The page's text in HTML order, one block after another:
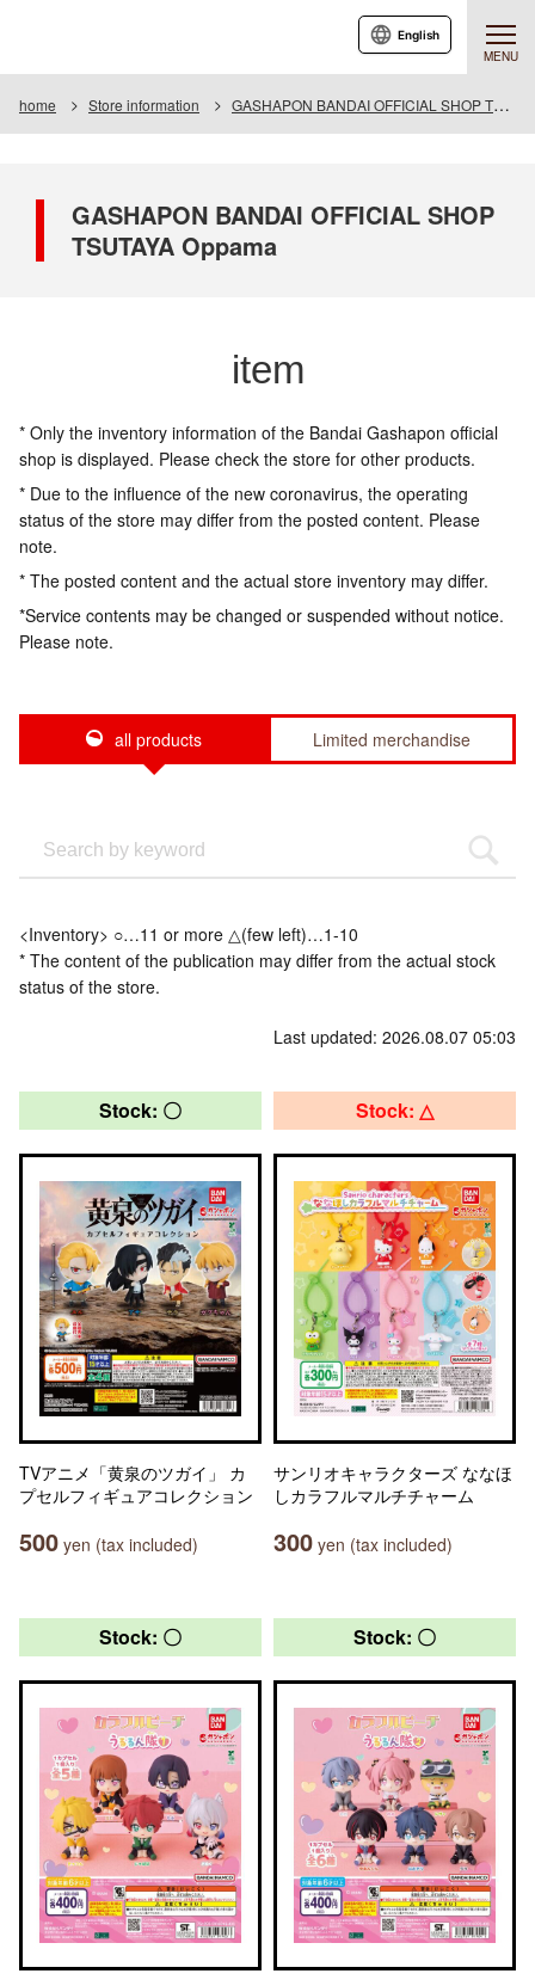
MENU
English
home Store information GASHAPON BANDAI OFFICIAL SHOP TSUTAYA Oppama
GASHAPON BANDAI OFFICIAL SHOP
TSUTAYA Oppama
item
* Only the inventory information of the Bandai Gashapon official
shop is displayed. Please check the store for other products.
* Due to the influence of the new coronavirus, the operating
status of the store may differ from the posted content. Please
note.
* The posted content and the actual store inventory may differ.
*Service contents may be changed or suspended without notice.
Please note.
all products Limited merchandise
<Inventory> ○…11 or more △(few left)…1-10
* The content of the publication may differ from the actual stock
status of the store.
Last updated: 2026.08.07 05:03
Stock: 〇
TVアニメ「黄泉のツガイ」 カ
プセルフィギュアコレクション
500 yen (tax included)
Stock: △
サンリオキャラクターズ ななほ
しカラフルマルチチャーム
300 yen (tax included)
Stock: 〇 Stock: 〇